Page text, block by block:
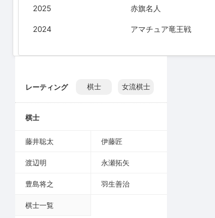
2025 赤旗名人
2024 アマチュア竜王戦
レーティング 棋士 女流棋士
棋士
藤井聡太 伊藤匠
渡辺明 永瀬拓矢
豊島将之 羽生善治
棋士一覧